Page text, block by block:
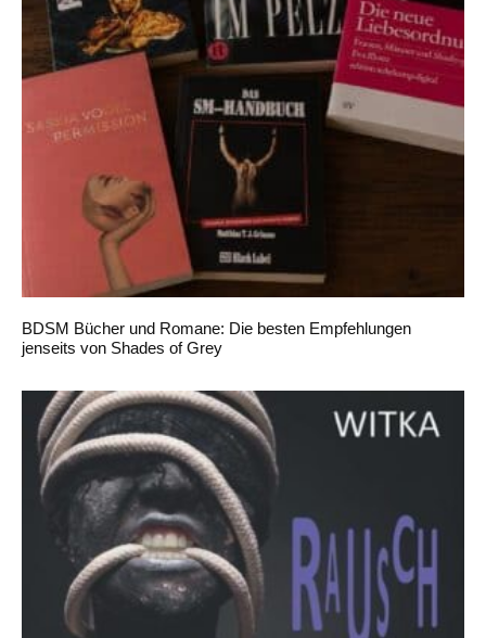
BDSM Bücher und Romane: Die besten Empfehlungen
jenseits von Shades of Grey